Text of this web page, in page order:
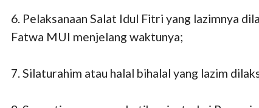
6. Pelaksanaan Salat Idul Fitri yang lazimnya
Fatwa MUI menjelang waktunya;
7. Silaturahim atau halal bihalal yang lazim